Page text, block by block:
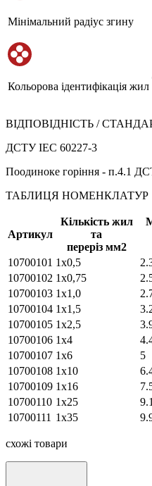
Мінімальний радіус згину
Кольорова ідентифікація жил
ВІДПОВІДНІСТЬ /
ДСТУ IEC 60227-3
Поодиноке горіння - п.4.1
ТАБЛИЦЯ НОМЕНКЛАТУР
Артикул
Кількість жил
та
переріз мм2
10700101 1х0,5
10700102 1х0,75
10700103 1х1,0
10700104 1х1,5
10700105 1х2,5
10700106 1х4
10700107 1х6 5
10700108 1х10
10700109 1х16
10700110 1х25 9.1
10700111 1х35
схожі товари